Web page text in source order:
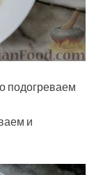
подогреваем
и